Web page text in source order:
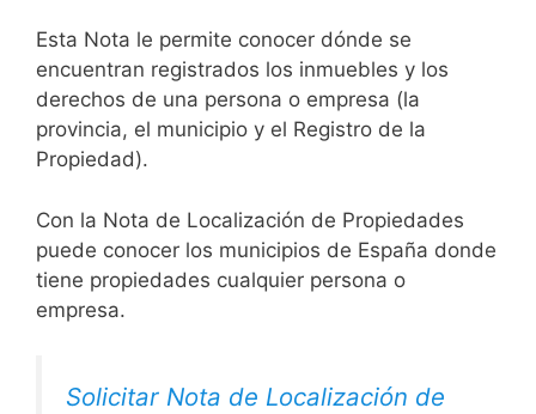
Esta Nota le permite conocer dónde se
encuentran registrados los inmuebles y los
derechos de una persona o empresa (la
provincia, el municipio y el Registro de la
Propiedad).
Con la Nota de Localización de Propiedades
puede conocer los municipios de España donde
tiene propiedades cualquier persona o
empresa.
Solicitar Nota de Localización de